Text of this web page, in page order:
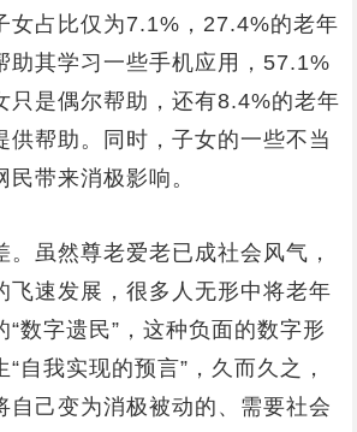
女占比仅为7.1%，27.4%的老年
助其学习一些手机应用，57.1%
只是偶尔帮助，还有8.4%的老年
供帮助。同时，子女的一些不当
带来消极影响。
虽然尊老爱老已成社会风气，
飞速发展，很多人无形中将老年
“数字遗民”，这种负面的数字形
自我实现的预言”，久而久之，
自己变为消极被动的、需要社会